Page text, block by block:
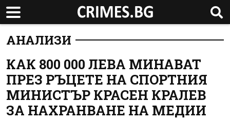
АНАЛИЗИ
КАК 800 000 ЛЕВА МИНАВАТ
ПРЕЗ РЪЦЕТЕ НА СПОРТНИЯ
МИНИСТЪР КРАСЕН КРАЛЕВ
ЗА НАХРАНВАНЕ НА МЕДИИ